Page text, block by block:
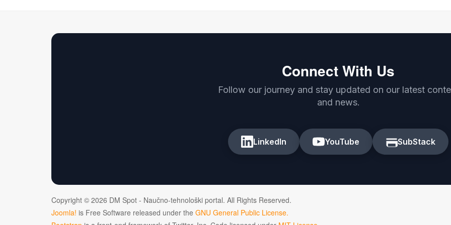
Connect With Us
Follow our journey and stay updated on our latest
and news.
LinkedIn YouTube SubStack
Copyright © 2026 DM Spot - Naučno-tehnološki portal. All Rights Reserved.
Joomla! is Free Software released under the GNU General Public License.